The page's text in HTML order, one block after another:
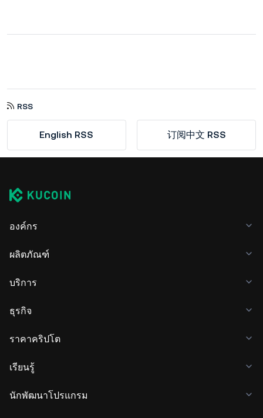
RSS
English RSS 订阅中文 RSS
องค์กร
ผลิตภัณฑ์
บริการ
ธุรกิจ
ราคาคริปโต
เรียนรู้
นักพัฒนาโปรแกรม